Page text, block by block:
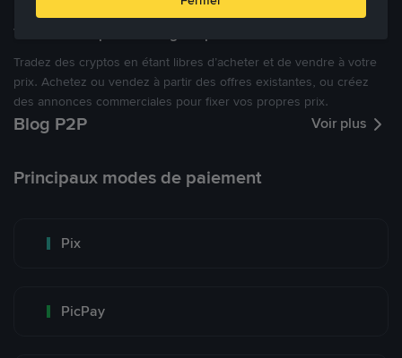
Tradez à des prix avantageux pour vous
Tradez des cryptos en étant libres d’acheter et de vendre à votre
prix. Achetez ou vendez à partir des offres existantes, ou créez
des annonces commerciales pour fixer vos propres prix.
Blog P2P Voir plus
Principaux modes de paiement
Pix
PicPay